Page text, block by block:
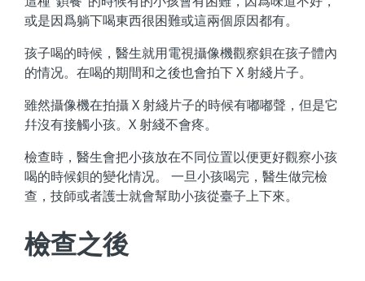
或是因爲躺下喝東西很困難或這兩個原因都有。
孩子喝的時候，醫生就用電視攝像機觀察鋇在孩子體內
的情况。在喝的期間和之後也會拍下 X 射綫片子。
雖然攝像機在拍攝 X 射綫片子的時候有嘟嘟聲，但是它
幷沒有接觸小孩。X 射綫不會疼。
檢查時，醫生會把小孩放在不同位置以便更好觀察小孩
喝的時候鋇的變化情况。 一旦小孩喝完，醫生做完檢
查，技師或者護士就會幫助小孩從臺子上下來。
檢查之後